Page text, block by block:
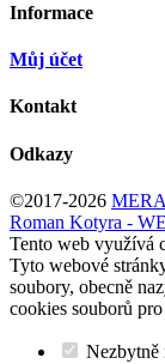
Informace
Můj účet
Kontakt
Odkazy
©2017-2026
Roman Kotyra -
Tento web využívá
Tyto webové
soubory, obecně
cookies souborů
Nezbytně